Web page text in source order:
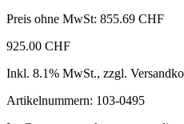
Preis ohne MwSt: 855.69 CHF
925.00 CHF
Inkl. 8.1% MwSt., zzgl.
Artikelnummern: 103-0495